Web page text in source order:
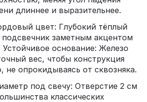
длиннее и выразительнее.
цвет: Глубокий тёплый
подсвечник заметным акцентом
Устойчивое основание: Железо
вес, чтобы конструкция
не опрокидываясь от сквозняка.
под свечу: Отверстие 2 см
классических